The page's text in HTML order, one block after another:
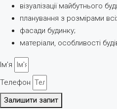
візуалізації майбутнього
планування з розмірами
фасади будинку;
матеріали, особливості
Ім'я
Телефон
Залишити запит